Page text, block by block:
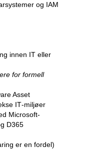
og IAM
innen IT eller
for formell
Asset
IT‑miljøer
Microsoft-
D365
er en fordel)